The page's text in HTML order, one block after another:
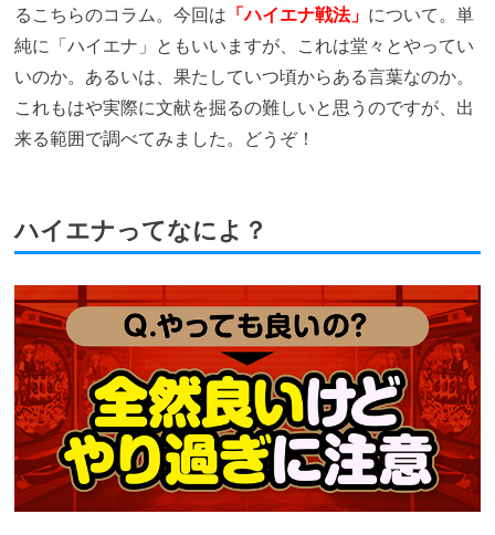
るこちらのコラム。今回は 「ハイエナ戦法」 について。単
純に「ハイエナ」ともいいますが、これは堂々とやってい
いのか。あるいは、果たしていつ頃からある言葉なのか。
これもはや実際に文献を掘るの難しいと思うのですが、出
来る範囲で調べてみました。どうぞ！
ハイエナってなによ？